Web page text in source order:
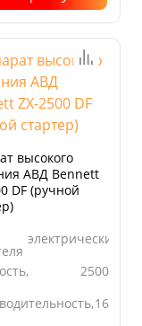
высокого
АВД Bennett
DF (ручной
электрический
2500
16